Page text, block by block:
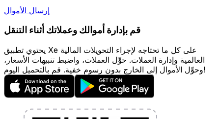
إرسال الأموال
قم بإدارة أموالك وعملاتك أثناء التنقل
يحتوي تطبيق Xe على كل ما تحتاجه لإجراء التحويلات المالية
العالمية وإدارة العملات. حوِّل العملات، واضبط تنبيهات الأسعار،
وحوِّل الأموال إلى الخارج بدون رسوم خفية. قم بالتحميل اليوم!